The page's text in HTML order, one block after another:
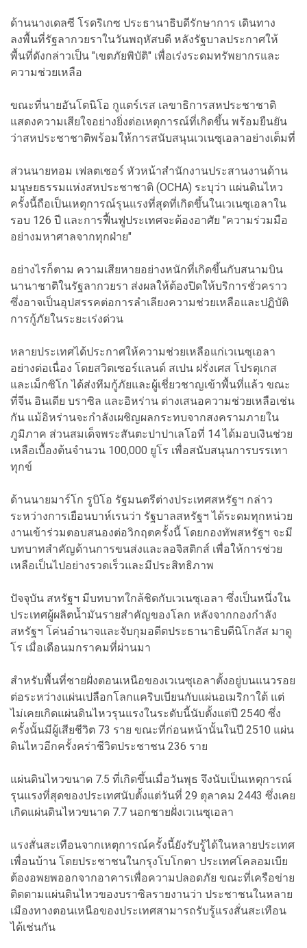
ด้านนางเดลซี โรดริเกซ ประธานาธิบดีรักษาการ เดินทาง
ลงพื้นที่รัฐลากวยราในวันพฤหัสบดี หลังรัฐบาลประกาศให้
พื้นที่ดังกล่าวเป็น "เขตภัยพิบัติ" เพื่อเร่งระดมทรัพยากรและ
ความช่วยเหลือ
ขณะที่นายอันโตนิโอ กูแตร์เรส เลขาธิการสหประชาชาติ
แสดงความเสียใจอย่างยิ่งต่อเหตุการณ์ที่เกิดขึ้น พร้อมยืนยัน
ว่าสหประชาชาติพร้อมให้การสนับสนุนเวเนซุเอลาอย่างเต็มที่
ส่วนนายทอม เฟลตเชอร์ หัวหน้าสำนักงานประสานงานด้าน
มนุษยธรรมแห่งสหประชาชาติ (OCHA) ระบุว่า แผ่นดินไหว
ครั้งนี้ถือเป็นเหตุการณ์รุนแรงที่สุดที่เกิดขึ้นในเวเนซุเอลาใน
รอบ 126 ปี และการฟื้นฟูประเทศจะต้องอาศัย "ความร่วมมือ
อย่างมหาศาลจากทุกฝ่าย"
อย่างไรก็ตาม ความเสียหายอย่างหนักที่เกิดขึ้นกับสนามบิน
นานาชาติในรัฐลากวยรา ส่งผลให้ต้องปิดให้บริการชั่วคราว
ซึ่งอาจเป็นอุปสรรคต่อการลำเลียงความช่วยเหลือและปฏิบัติ
การกู้ภัยในระยะเร่งด่วน
หลายประเทศได้ประกาศให้ความช่วยเหลือแก่เวเนซุเอลา
อย่างต่อเนื่อง โดยสวิตเซอร์แลนด์ สเปน ฝรั่งเศส โปรตุเกส
และเม็กซิโก ได้ส่งทีมกู้ภัยและผู้เชี่ยวชาญเข้าพื้นที่แล้ว ขณะ
ที่จีน อินเดีย บราซิล และอิหร่าน ต่างเสนอความช่วยเหลือเช่น
กัน แม้อิหร่านจะกำลังเผชิญผลกระทบจากสงครามภายใน
ภูมิภาค ส่วนสมเด็จพระสันตะปาปาเลโอที่ 14 ได้มอบเงินช่วย
เหลือเบื้องต้นจำนวน 100,000 ยูโร เพื่อสนับสนุนการบรรเทา
ทุกข์
ด้านนายมาร์โก รูบิโอ รัฐมนตรีต่างประเทศสหรัฐฯ กล่าว
ระหว่างการเยือนบาห์เรนว่า รัฐบาลสหรัฐฯ ได้ระดมทุกหน่วย
งานเข้าร่วมตอบสนองต่อวิกฤตครั้งนี้ โดยกองทัพสหรัฐฯ จะมี
บทบาทสำคัญด้านการขนส่งและลอจิสติกส์ เพื่อให้การช่วย
เหลือเป็นไปอย่างรวดเร็วและมีประสิทธิภาพ
ปัจจุบัน สหรัฐฯ มีบทบาทใกล้ชิดกับเวเนซุเอลา ซึ่งเป็นหนึ่งใน
ประเทศผู้ผลิตน้ำมันรายสำคัญของโลก หลังจากกองกำลัง
สหรัฐฯ โค่นอำนาจและจับกุมอดีตประธานาธิบดีนิโกลัส มาดู
โร เมื่อเดือนมกราคมที่ผ่านมา
สำหรับพื้นที่ชายฝั่งตอนเหนือของเวเนซุเอลาตั้งอยู่บนแนวรอย
ต่อระหว่างแผ่นเปลือกโลกแคริบเบียนกับแผ่นอเมริกาใต้ แต่
ไม่เคยเกิดแผ่นดินไหวรุนแรงในระดับนี้นับตั้งแต่ปี 2540 ซึ่ง
ครั้งนั้นมีผู้เสียชีวิต 73 ราย ขณะที่ก่อนหน้านั้นในปี 2510 แผ่น
ดินไหวอีกครั้งคร่าชีวิตประชาชน 236 ราย
แผ่นดินไหวขนาด 7.5 ที่เกิดขึ้นเมื่อวันพุธ จึงนับเป็นเหตุการณ์
รุนแรงที่สุดของประเทศนับตั้งแต่วันที่ 29 ตุลาคม 2443 ซึ่งเคย
เกิดแผ่นดินไหวขนาด 7.7 นอกชายฝั่งเวเนซุเอลา
แรงสั่นสะเทือนจากเหตุการณ์ครั้งนี้ยังรับรู้ได้ในหลายประเทศ
เพื่อนบ้าน โดยประชาชนในกรุงโบโกตา ประเทศโคลอมเบีย
ต้องอพยพออกจากอาคารเพื่อความปลอดภัย ขณะที่เครือข่าย
ติดตามแผ่นดินไหวของบราซิลรายงานว่า ประชาชนในหลาย
เมืองทางตอนเหนือของประเทศสามารถรับรู้แรงสั่นสะเทือน
ได้เช่นกัน